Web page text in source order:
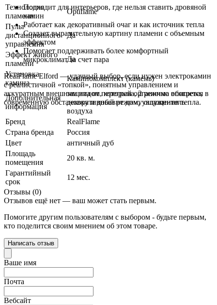
Подходит для интерьеров, где нельзя ставить дровяной
камин
Работает как декоративный очаг и как источник тепла
Создает выразительную картину пламени с объемным
эффектом
Помогает поддерживать более комфортный
микроклимат за счет пара
RealFlame Elford — удачный выбор, если нужен электрокамин
с реалистичной «топкой», понятным управлением и
аккуратным внешним видом, который органично впишется в
современную обстановку и добавит дому ощущения тепла.
Технология
пламени
Optiflame
Пульт
дистанционного
управления
Да
Эффект живого
пламени
Да
Установка
камина
Каминокомплект (камень)
Дополнительная
информация
защита от перегрева, 2 режима обогрева,
декоративный режим, увлажнитель
воздуха
Бренд
RealFlame
Страна бренда
Россия
Цвет
античный дуб
Площадь
помещения
20 кв. м.
Гарантийный
срок
12 мес.
Отзывы (0)
Отзывов ещё нет — ваш может стать первым.
Помогите другим пользователям с выбором - будьте первым,
кто поделится своим мнением об этом товаре.
Написать отзыв
Ваше имя
Почта
Вебсайт